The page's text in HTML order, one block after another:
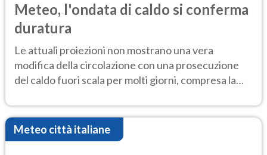
Meteo, l'ondata di caldo si conferma
duratura
Le attuali proiezioni non mostrano una vera
modifica della circolazione con una prosecuzione
del caldo fuori scala per molti giorni, compresa la
Meteo città italiane